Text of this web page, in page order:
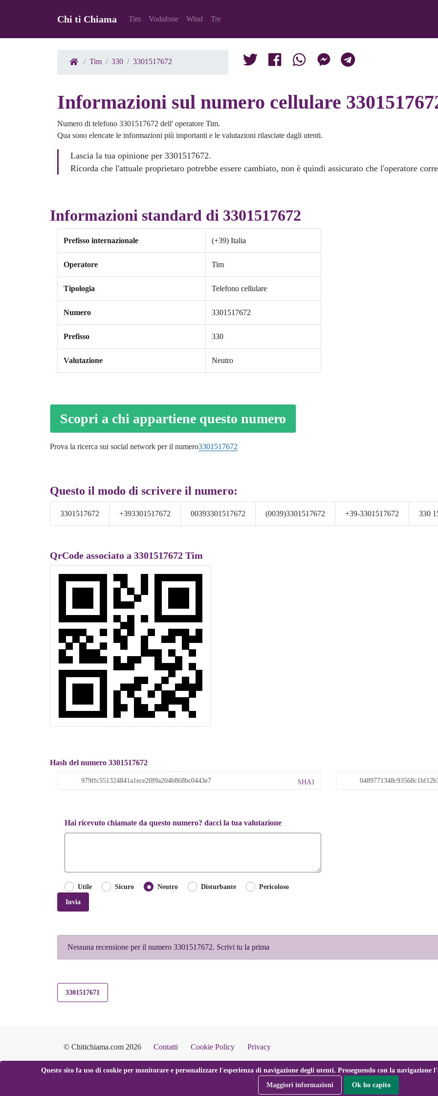
Chi ti Chiama Tim Vodafone Wind Tre
Tim 330 3301517672
Informazioni sul numero cellulare
Numero di telefono 3301517672 dell' operatore Tim.
Qua sono elencate le informazioni più importanti e le valutazioni rilasciate dagli utenti.
Lascia la tua opinione per 3301517672.
Ricorda che l'attuale proprietaro potrebbe essere cambiato, non è quindi assicurato che l'operatore
Informazioni standard di 3301517672
Prefisso internazionale (+39) Italia
Operatore Tim
Tipologia Telefono cellulare
Numero 3301517672
Prefisso 330
Valutazione Neutro
Scopri a chi appartiene questo numero
Prova la ricerca sui social network per il numero3301517672
Questo il modo di scrivere il numero:
3301517672 +393301517672 00393301517672 (0039)3301517672 +39-3301517672 330
QrCode associato a 3301517672 Tim
Hash del numero 3301517672
SHA1
Hai ricevuto chiamate da questo numero? dacci la tua valutazione
Utile Sicuro Neutro Disturbante
Pericoloso
Invia
Nessuna recensione per il numero 3301517672. Scrivi tu la prima
3301517671
© Chitichiama.com 2026 Contatti Cookie Policy Privacy
Questo sito fa uso di cookie per monitorare e personalizzare l'esperienza di navigazione degli utenti. Proseguendo con la
Maggiori informazioni
Ok ho capito